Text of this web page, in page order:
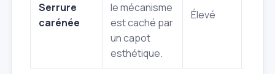
Serrure
carénée
le mécanisme
est caché par
un capot
esthétique.
Élevé